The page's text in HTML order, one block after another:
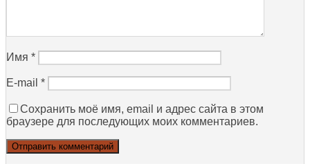
Имя *
E-mail *
Сохранить моё имя, email и адрес сайта в этом
браузере для последующих моих комментариев.